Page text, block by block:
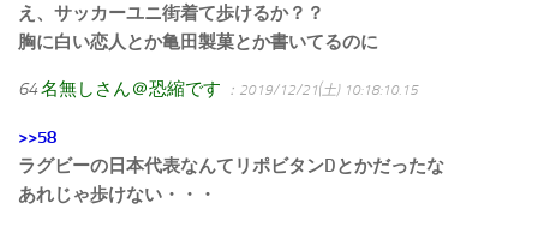
え、サッカーユニ街着て歩けるか？？
胸に白い恋人とか亀田製菓とか書いてるのに
64名無しさん＠恐縮です ：2019/12/21(土) 10:18:10.15
>>58
ラグビーの日本代表なんてリポビタンDとかだったな
あれじゃ歩けない・・・